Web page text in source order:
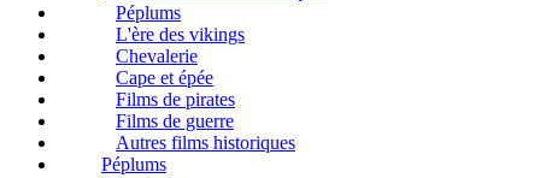
Péplums
L'ère des vikings
Chevalerie
Cape et épée
Films de pirates
Films de guerre
Autres films historiques
Péplums